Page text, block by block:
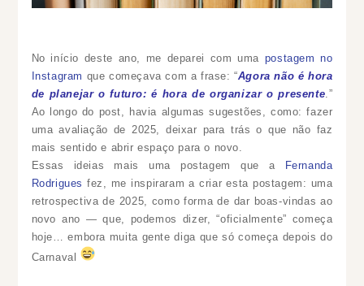
No início deste ano, me deparei com uma postagem no
Instagram que começava com a frase: “Agora não é hora
de planejar o futuro: é hora de organizar o presente .”
Ao longo do post, havia algumas sugestões, como: fazer
uma avaliação de 2025, deixar para trás o que não faz
mais sentido e abrir espaço para o novo.
Essas ideias mais uma postagem que a
Fernanda
Rodrigues fez, me inspiraram a criar esta postagem: uma
retrospectiva de 2025, como forma de dar boas-vindas ao
novo ano — que, podemos dizer, “oficialmente” começa
hoje… embora muita gente diga que só começa depois do
Carnaval